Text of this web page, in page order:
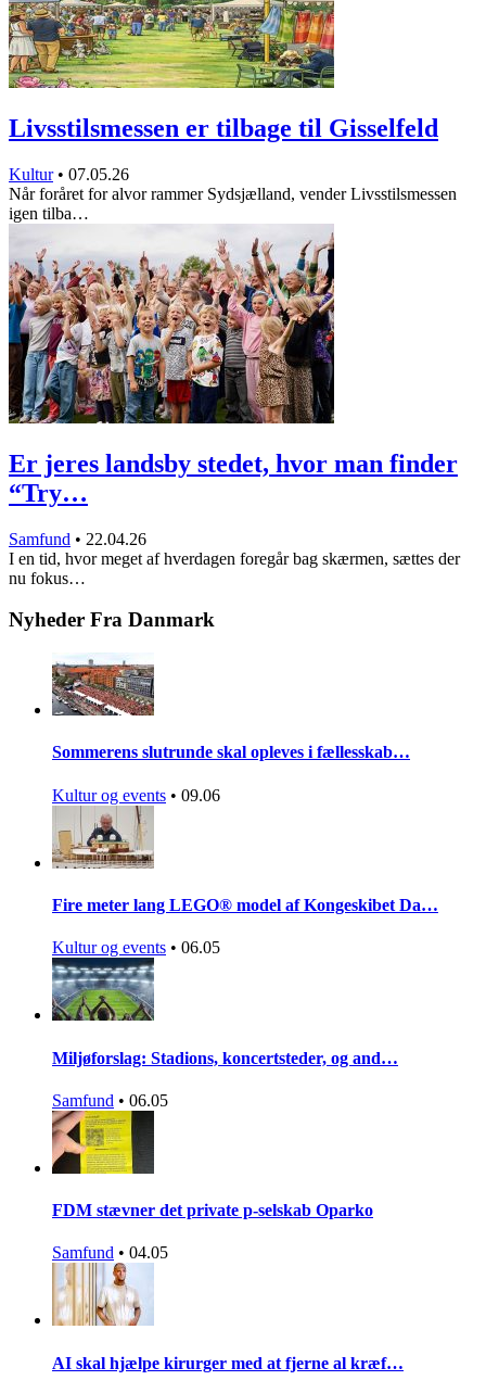
Livsstilsmessen er tilbage til Gisselfeld
Kultur • 07.05.26
Når foråret for alvor rammer Sydsjælland, vender Livsstilsmessen
igen tilba…
Er jeres landsby stedet, hvor man finder
“Try…
Samfund • 22.04.26
I en tid, hvor meget af hverdagen foregår bag skærmen, sættes der
nu fokus…
Nyheder Fra Danmark
Sommerens slutrunde skal opleves i fællesskab…
Kultur og events • 09.06
Fire meter lang LEGO® model af Kongeskibet Da…
Kultur og events • 06.05
Miljøforslag: Stadions, koncertsteder, og and…
Samfund • 06.05
FDM stævner det private p-selskab Oparko
Samfund • 04.05
AI skal hjælpe kirurger med at fjerne al kræf…